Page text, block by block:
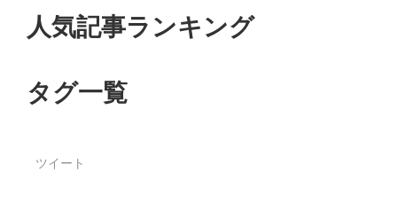
人気記事ランキング
タグ一覧
ツイート